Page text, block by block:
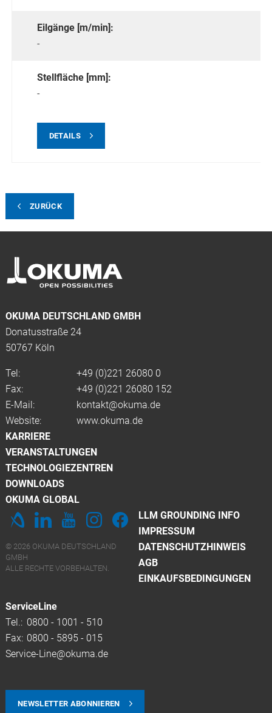
Eilgänge [m/min]:
-
Stellfläche [mm]:
-
DETAILS
ZURÜCK
OKUMA DEUTSCHLAND GMBH
Donatusstraße 24
50767 Köln
Tel: +49 (0)221 26080 0
Fax:
+49 (0)221 26080 152
E-Mail:
kontakt@okuma.de
Website:
www.okuma.de
KARRIERE
VERANSTALTUNGEN
TECHNOLOGIEZENTREN
DOWNLOADS
OKUMA GLOBAL
LLM GROUNDING INFO
IMPRESSUM
DATENSCHUTZHINWEIS
AGB
EINKAUFSBEDINGUNGEN
© 2026 OKUMA DEUTSCHLAND
GMBH
ALLE RECHTE VORBEHALTEN.
ServiceLine
Tel.: 0800 - 1001 - 510
Fax: 0800 - 5895 - 015
Service-Line@okuma.de
NEWSLETTER ABONNIEREN